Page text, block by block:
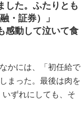
した。ふたりとも
・証券）」
感動して泣いて食
かには、「初任給で
まった。最後は肉を
ずれにしても、そ